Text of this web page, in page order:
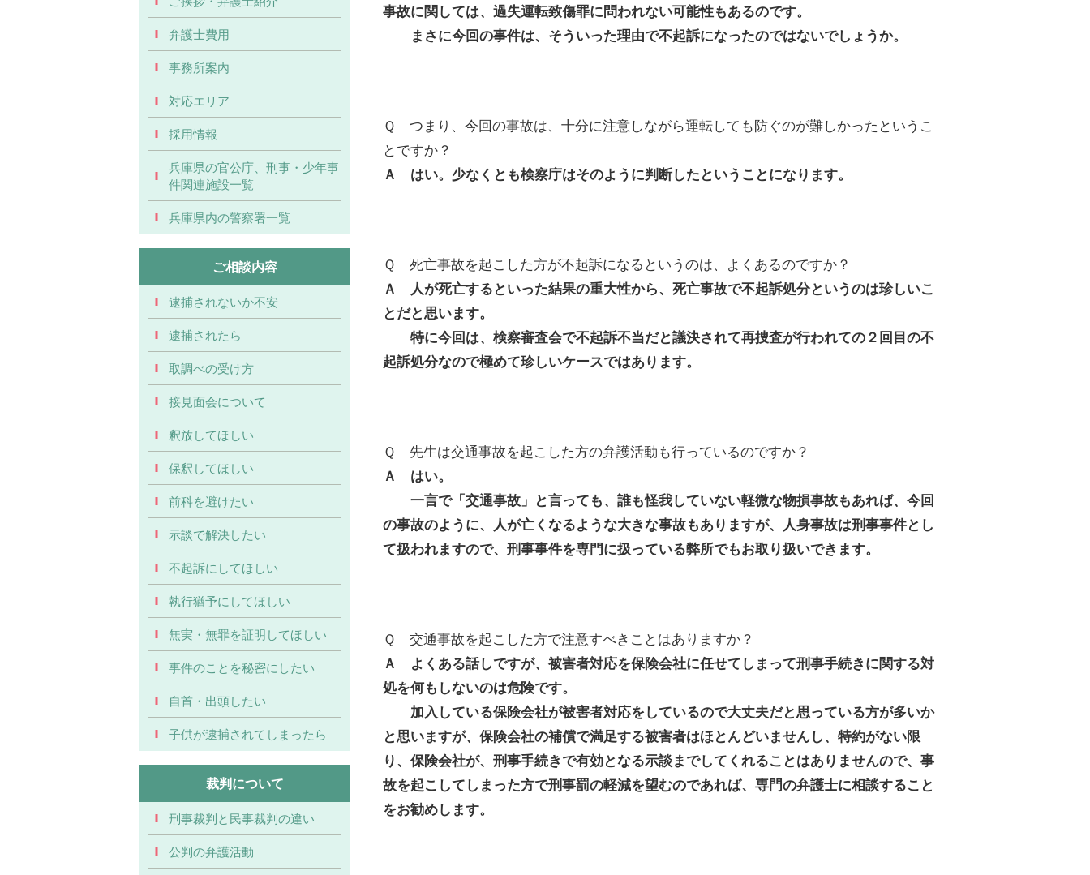
事故に関しては、過失運転致傷罪に問われない可能性もあるのです。
まさに今回の事件は、そういった理由で不起訴になったのではないでしょうか。
Ｑ つまり、今回の事故は、十分に注意しながら運転しても防ぐのが難しかったというこ
とですか？
Ａ はい。少なくとも検察庁はそのように判断したということになります。
Ｑ 死亡事故を起こした方が不起訴になるというのは、よくあるのですか？
Ａ 人が死亡するといった結果の重大性から、死亡事故で不起訴処分というのは珍しいこ
とだと思います。
特に今回は、検察審査会で不起訴不当だと議決されて再捜査が行われての２回目の不
起訴処分なので極めて珍しいケースではあります。
Ｑ 先生は交通事故を起こした方の弁護活動も行っているのですか？
Ａ はい。
一言で「交通事故」と言っても、誰も怪我していない軽微な物損事故もあれば、今回
の事故のように、人が亡くなるような大きな事故もありますが、人身事故は刑事事件とし
て扱われますので、刑事事件を専門に扱っている弊所でもお取り扱いできます。
Ｑ 交通事故を起こした方で注意すべきことはありますか？
Ａ よくある話しですが、被害者対応を保険会社に任せてしまって刑事手続きに関する対
処を何もしないのは危険です。
加入している保険会社が被害者対応をしているので大丈夫だと思っている方が多いか
と思いますが、保険会社の補償で満足する被害者はほとんどいませんし、特約がない限
り、保険会社が、刑事手続きで有効となる示談までしてくれることはありませんので、事
故を起こしてしまった方で刑事罰の軽減を望むのであれば、専門の弁護士に相談すること
をお勧めします。
弁護士費用
事務所案内
対応エリア
採用情報
兵庫県の官公庁、刑事・少年事
件関連施設一覧
兵庫県内の警察署一覧
ご相談内容
逮捕されないか不安
逮捕されたら
取調べの受け方
接見面会について
釈放してほしい
保釈してほしい
前科を避けたい
示談で解決したい
不起訴にしてほしい
執行猶予にしてほしい
無実・無罪を証明してほしい
事件のことを秘密にしたい
自首・出頭したい
子供が逮捕されてしまったら
裁判について
刑事裁判と民事裁判の違い
公判の弁護活動